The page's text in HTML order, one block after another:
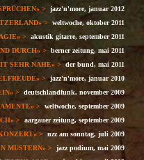
> jazz'n'more, januar 2012
> weltwoche, oktober 2011
> akustik gitarre, september 2011
DURCH» > berner zeitung, mai 2011
SEHR NAHE» >der bund, mai 2011
>jazz'n'more, januar 2010
> deutschlandfunk, november 2009
> weltwoche, september 2009
> aargauer zeitung, september 2009
> nzz am sonntag, juli 2009
MUSTERN» > jazz podium, mai 2009